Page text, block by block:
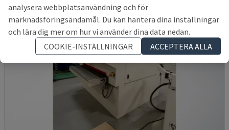
analysera webbplatsanvändning och för
marknadsföringsändamål. Du kan hantera dina inställningar
och lära dig mer om hur vi använder dina data nedan.
COOKIE-INSTÄLLNINGAR
ACCEPTERA ALLA